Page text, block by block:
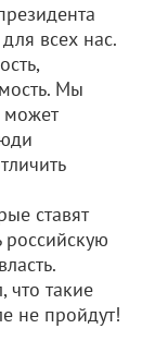
всех нас.
Мы
может
ставят
российскую
что такие
не пройдут!